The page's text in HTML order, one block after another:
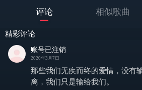
录音棚：昊娱传媒录
逃离
城市的荒漠
评论 相似歌曲
精彩评论
账号已注销
2020年3月7日
那些我们无疾而终的爱情，没有
离，我们只是输给我们。